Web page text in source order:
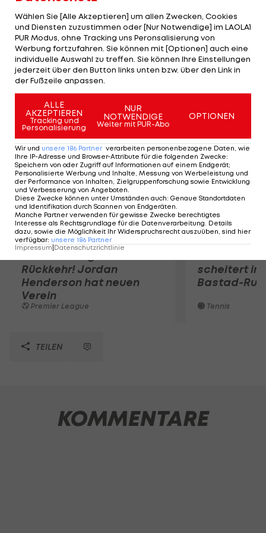
Selbst wenn es an diesem Wochenende noch
nicht klappt, ist der 15. Meistertitel der Basler nur
eine Frage der Zeit. 16 Punkte beträgt der
Vorsprung des Titelverteidigers sieben Runden vor
Schluss.
Mehr zum Thema
Rückkehr! Jordan
Henderson hat neuen
Verein
Premier League
scheitert in
Bastad-
Tennis
TEILEN
KOMMENTARE
Wählen Sie [Alle Akzeptieren] um allen Zwecken, Cookies
und Diensten zuzustimmen oder [Nur Notwendige] im LAOLA1
PUR Modus, ohne Tracking uns Peronsalisierung von
Werbung fortzufahren. Sie können mit [Optionen] auch eine
individuelle Auswahl zu treffen. Sie können Ihre Einstellungen
jederzeit über den Button links unten bzw. über den Link in
der Fußzeile anpassen.
ALLE
AKZEPTIEREN
Tracking und
Personalisierung
NUR
NOTWENDIGE
Weiter mit PUR-Abo
OPTIONEN
Wir und unsere 186 Partner verarbeiten personenbezogene Daten, wie
Ihre IP-Adresse und Browser-Attribute für die folgenden Zwecke:
Speichern von oder Zugriff auf Informationen auf einem Endgerät;
Personalisierte Werbung und Inhalte, Messung von Werbeleistung und
der Performance von Inhalten, Zielgruppenforschung sowie Entwicklung
und Verbesserung von Angeboten.
Diese Zwecke können unter Umständen auch: Genaue Standortdaten
und Identifikation durch Scannen von Endgeräten.
Manche Partner verwenden für gewisse Zwecke berechtigtes
Interesse als Rechtsgrundlage für die Datenverarbeitung. Details
dazu, sowie die Möglichkeit Ihr Widerspruchsrecht auszuüben, sind hier
verfügbar: unsere 186 Partner
Impressum Datenschutzrichtlinie